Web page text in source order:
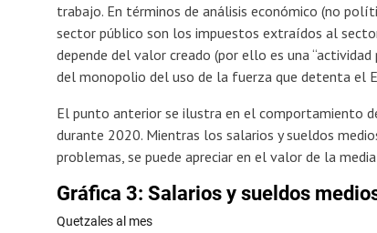
trabajo. En términos de análisis económico (no
sector público son los impuestos extraídos al
depende del valor creado (por ello es una
del monopolio del uso de la fuerza que detenta el
El punto anterior se ilustra en el comportamiento
durante 2020. Mientras los salarios y sueldos
problemas, se puede apreciar en el valor de la